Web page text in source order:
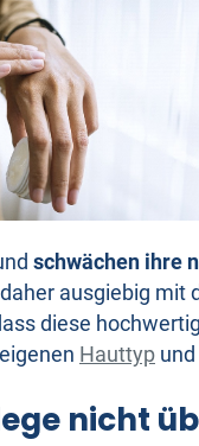
schwächen ihre
ausgiebig
diese
Hauttyp
nicht